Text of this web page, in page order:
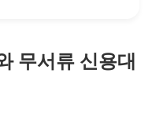
무서류 신용대